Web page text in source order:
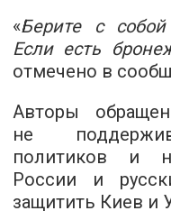
«Берите с
Если есть
отмечено в
Авторы
не
политиков и
России и
защитить Киев и